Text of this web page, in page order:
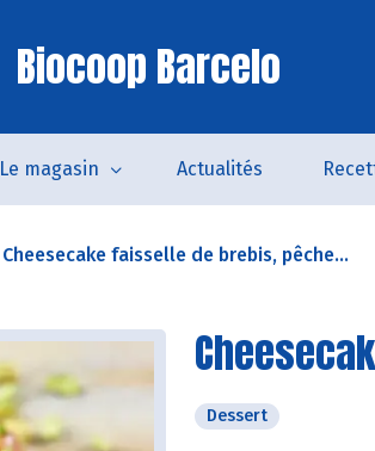
Biocoop Barcelo
Le magasin Actualités
Cheesecake faisselle de brebis, pêche...
Dessert